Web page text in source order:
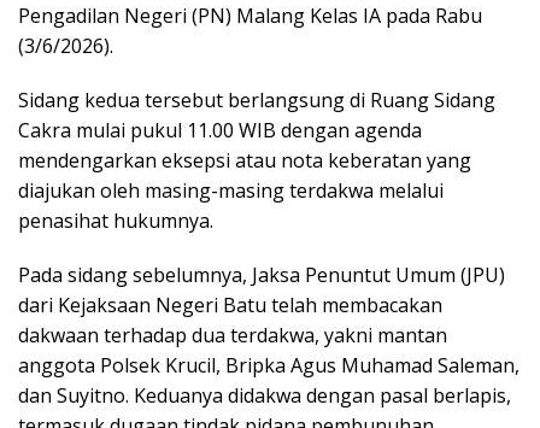
Pengadilan Negeri (PN) Malang Kelas IA pada Rabu
(3/6/2026).
Sidang kedua tersebut berlangsung di Ruang Sidang
Cakra mulai pukul 11.00 WIB dengan agenda
mendengarkan eksepsi atau nota keberatan yang
diajukan oleh masing-masing terdakwa melalui
penasihat hukumnya.
Pada sidang sebelumnya, Jaksa Penuntut Umum (JPU)
dari Kejaksaan Negeri Batu telah membacakan
dakwaan terhadap dua terdakwa, yakni mantan
anggota Polsek Krucil, Bripka Agus Muhamad Saleman,
dan Suyitno. Keduanya didakwa dengan pasal berlapis,